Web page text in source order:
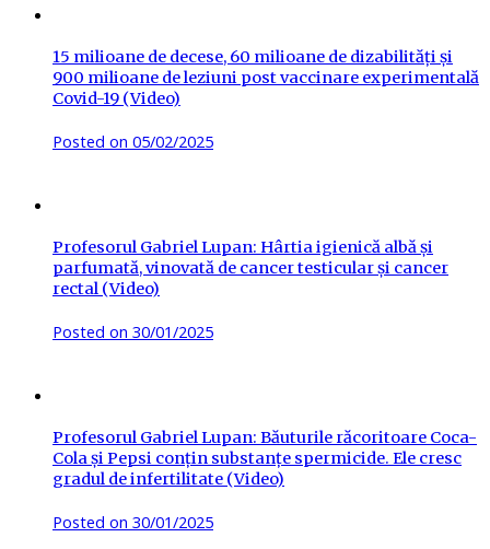
15 milioane de decese, 60 milioane de dizabilități și
900 milioane de leziuni post vaccinare experimentală
Covid-19 (Video)
Posted on 05/02/2025
Profesorul Gabriel Lupan: Hârtia igienică albă și
parfumată, vinovată de cancer testicular și cancer
rectal (Video)
Posted on 30/01/2025
Profesorul Gabriel Lupan: Băuturile răcoritoare Coca-
Cola și Pepsi conțin substanțe spermicide. Ele cresc
gradul de infertilitate (Video)
Posted on 30/01/2025